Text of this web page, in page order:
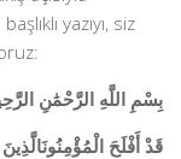
yazıyı, siz
بِسْمِ اللَّهِ الرَّحْمَٰنِ
قَدْ أَفْلَحَ